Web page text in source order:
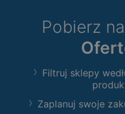
Pobierz
Filtruj sklepy
Zaplanuj swoje